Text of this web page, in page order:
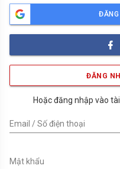
ĐĂNG
ĐĂNG
Hoặc đăng nhập vào
Email / Số điện thoại
Mật khẩu